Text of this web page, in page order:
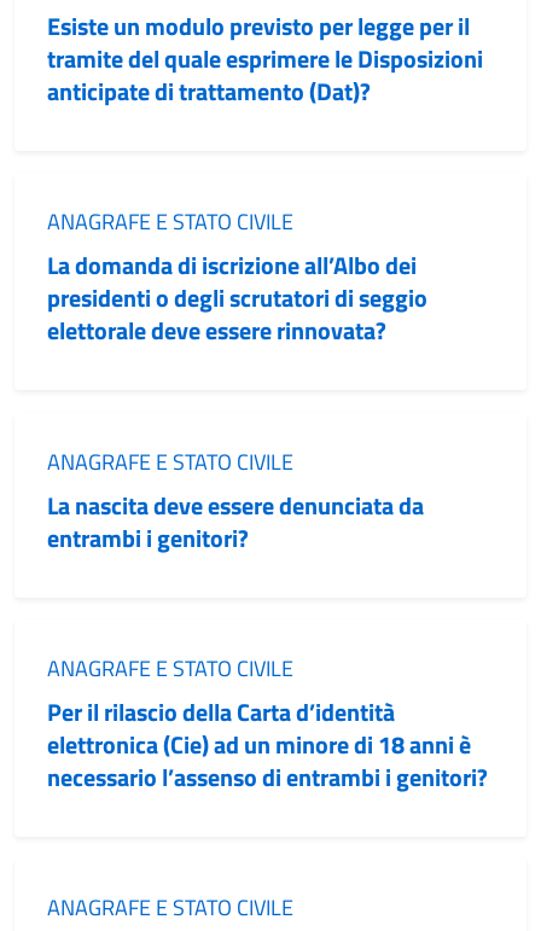
Esiste un modulo previsto per legge per il
tramite del quale esprimere le Disposizioni
anticipate di trattamento (Dat)?
Categoria:
ANAGRAFE E STATO CIVILE
La domanda di iscrizione all’Albo dei
presidenti o degli scrutatori di seggio
elettorale deve essere rinnovata?
Categoria:
ANAGRAFE E STATO CIVILE
La nascita deve essere denunciata da
entrambi i genitori?
Categoria:
ANAGRAFE E STATO CIVILE
Per il rilascio della Carta d’identità
elettronica (Cie) ad un minore di 18 anni è
necessario l’assenso di entrambi i genitori?
Categoria:
ANAGRAFE E STATO CIVILE